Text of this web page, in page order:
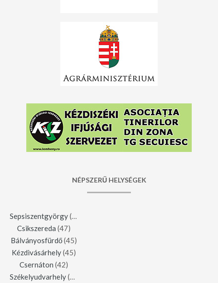
NÉPSZERŰ HELYSÉGEK
Sepsiszentgyörgy(123)
Csikszereda (47)
Bálványosfürdő(45)
Kézdivásárhely(45)
Csernáton (42)
Székelyudvarhely(42)